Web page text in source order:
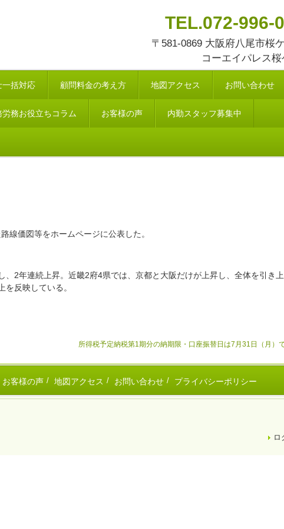
TEL.072-996-
〒581-0869 大阪府八尾市桜
コーエイパレス桜
一括対応 顧問料金の考え方 地図アクセス お問い合わせ
労務お役立ちコラム お客様の声 内勤スタッフ募集中
線価図等をホームページに公表した。
2年連続上昇。近畿2府4県では、京都と大阪だけが上昇し、全体を引き上
反映している。
所得税予定納税第1期分の納期限・口座振替日は7月31日（月）
お客様の声 地図アクセス お問い合わせ プライバシーポリシー
ロ